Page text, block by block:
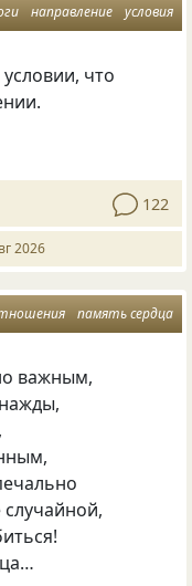
направление условия
что
122
2026
память сердца
важным,